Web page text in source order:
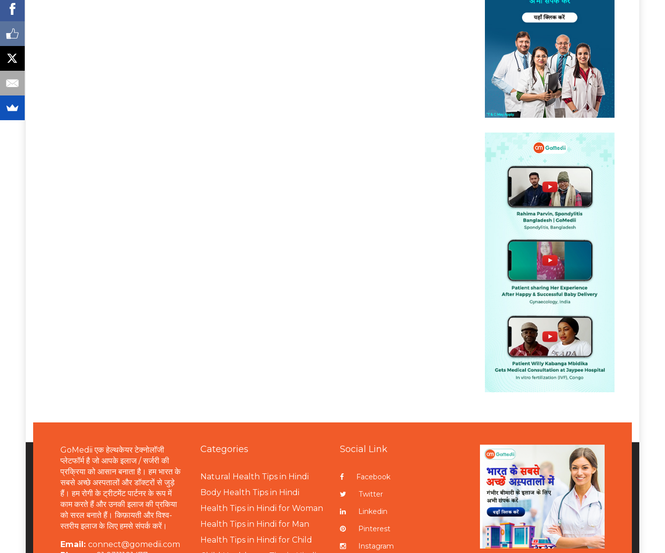
GoMedii एक हेल्थकेयर टेक्नोलॉजी
प्लेटफॉर्म है जो आपके इलाज / सर्जरी की
प्रक्रिया को आसान बनाता है। हम भारत के
सबसे अच्छे अस्पतालों और डॉक्टरों से जुड़े
हैं। हम रोगी के ट्रीटमेंट पार्टनर के रूप में
काम करते हैं और उनकी इलाज की प्रकिया
को सरल बनाते हैं। किफ़ायती और विश्व-
स्तरीय इलाज के लिए हमसे संपर्क करें।
Email: connect@gomedii.com
Categories
Natural Health Tips in Hindi
Body Health Tips in Hindi
Health Tips in Hindi for Woman
Health Tips in Hindi for Man
Health Tips in Hindi for Child
Social Link
Facebook
Twitter
Linkedin
Pinterest
Instagram